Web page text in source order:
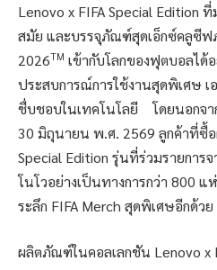
Lenovo x FIFA Special Edition
สมัย และบรรจุภัณฑ์สุดเอ็กซ์คลูซีฟ
2026TM เข้ากับโลกของฟุตบอลได้
ประสบการณ์การใช้งานสุดพิเศษ
ชื่บชอบในเทคโนโลยี โดยนอกจ
30 มิถุนายน พ.ศ. 2569 ลูกค้าที่ซื้
Special Edition รุ่นที่ร่วมรายการ
โนโวอย่างเป็นทางการกว่า 800
ระลึก FIFA Merch สุดพิเศษอีกด้วย
ผลิตภัณฑ์ในคอลเลกชัน Lenovo x